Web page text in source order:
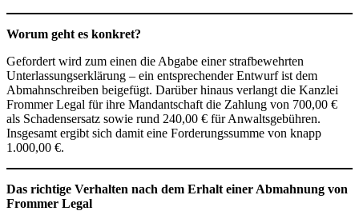
Worum geht es konkret?
Gefordert wird zum einen die Abgabe einer strafbewehrten
Unterlassungserklärung – ein entsprechender Entwurf ist dem
Abmahnschreiben beigefügt. Darüber hinaus verlangt die Kanzlei
Frommer Legal für ihre Mandantschaft die Zahlung von 700,00 €
als Schadensersatz sowie rund 240,00 € für Anwaltsgebühren.
Insgesamt ergibt sich damit eine Forderungssumme von knapp
1.000,00 €.
Das richtige Verhalten nach dem Erhalt einer Abmahnung von
Frommer Legal